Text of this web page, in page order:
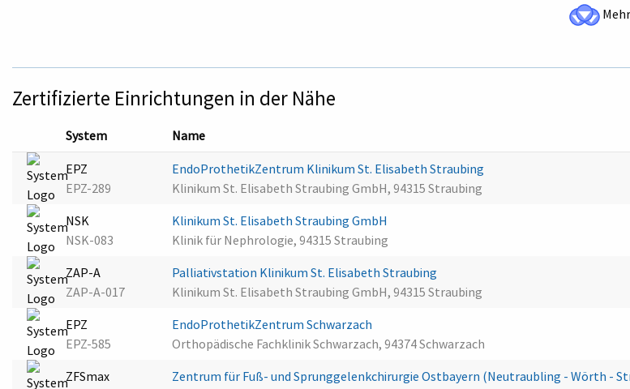
Zertifizierte Einrichtungen in der Nähe
System Name
EPZ
EPZ-289
EndoProthetikZentrum Klinikum St. Elisabeth Straubing
Klinikum St. Elisabeth Straubing GmbH, 94315 Straubing
NSK
NSK-083
Klinikum St. Elisabeth Straubing GmbH
Klinik für Nephrologie, 94315 Straubing
ZAP-A
ZAP-A-017
Palliativstation Klinikum St. Elisabeth Straubing
Klinikum St. Elisabeth Straubing GmbH, 94315 Straubing
EPZ
EPZ-585
EndoProthetikZentrum Schwarzach
Orthopädische Fachklinik Schwarzach, 94374 Schwarzach
ZFSmax
Zentrum für Fuß- und Sprunggelenkchirurgie Ostbayern (Neutraubling - Wörth -